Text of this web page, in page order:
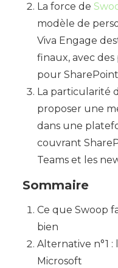
La force de
modèle de
Viva Engage
finaux, avec
pour
La particularité
proposer une
dans une
couvrant
Teams et les
Sommaire
Ce que Swoop
bien
Alternative n°1 :
Microsoft